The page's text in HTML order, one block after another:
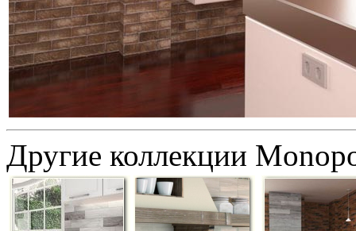
Другие коллекции